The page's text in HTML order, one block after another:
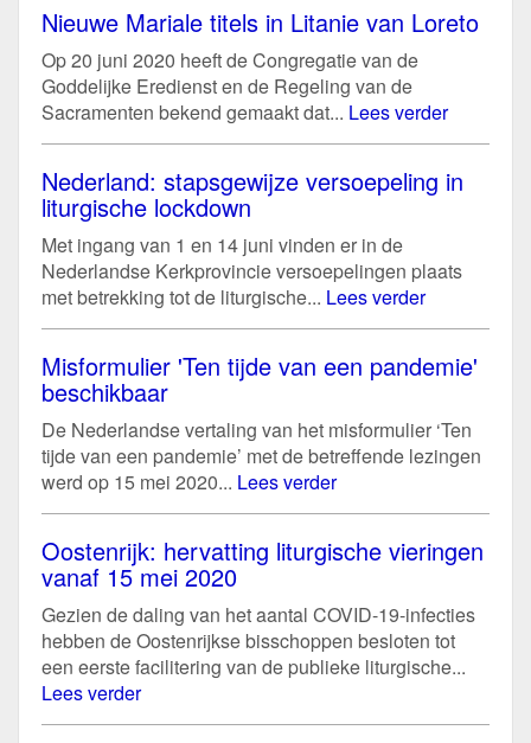
Nieuwe Mariale titels in Litanie van Loreto
Op 20 juni 2020 heeft de Congregatie van de
Goddelijke Eredienst en de Regeling van de
Sacramenten bekend gemaakt dat... Lees verder
Nederland: stapsgewijze versoepeling in
liturgische lockdown
Met ingang van 1 en 14 juni vinden er in de
Nederlandse Kerkprovincie versoepelingen plaats
met betrekking tot de liturgische... Lees verder
Misformulier 'Ten tijde van een pandemie'
beschikbaar
De Nederlandse vertaling van het misformulier ‘Ten
tijde van een pandemie’ met de betreffende lezingen
werd op 15 mei 2020... Lees verder
Oostenrijk: hervatting liturgische vieringen
vanaf 15 mei 2020
Gezien de daling van het aantal COVID-19-infecties
hebben de Oostenrijkse bisschoppen besloten tot
een eerste facilitering van de publieke liturgische...
Lees verder